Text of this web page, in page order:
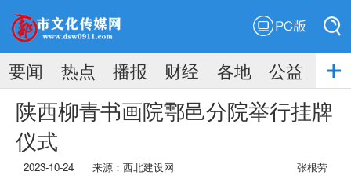
搜索
搜索
要闻 热点 播报 财经 各地 公益
陕西柳青书画院鄠邑分院举行挂牌
仪式
2023-10-24 来源：西北建设网 张根劳